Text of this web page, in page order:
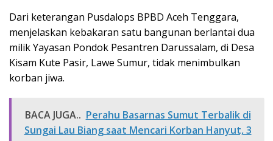
Dari keterangan Pusdalops BPBD Aceh Tenggara,
menjelaskan kebakaran satu bangunan berlantai dua
milik Yayasan Pondok Pesantren Darussalam, di Desa
Kisam Kute Pasir, Lawe Sumur, tidak menimbulkan
korban jiwa.
BACA JUGA.. Perahu Basarnas Sumut Terbalik di
Sungai Lau Biang saat Mencari Korban Hanyut, 3